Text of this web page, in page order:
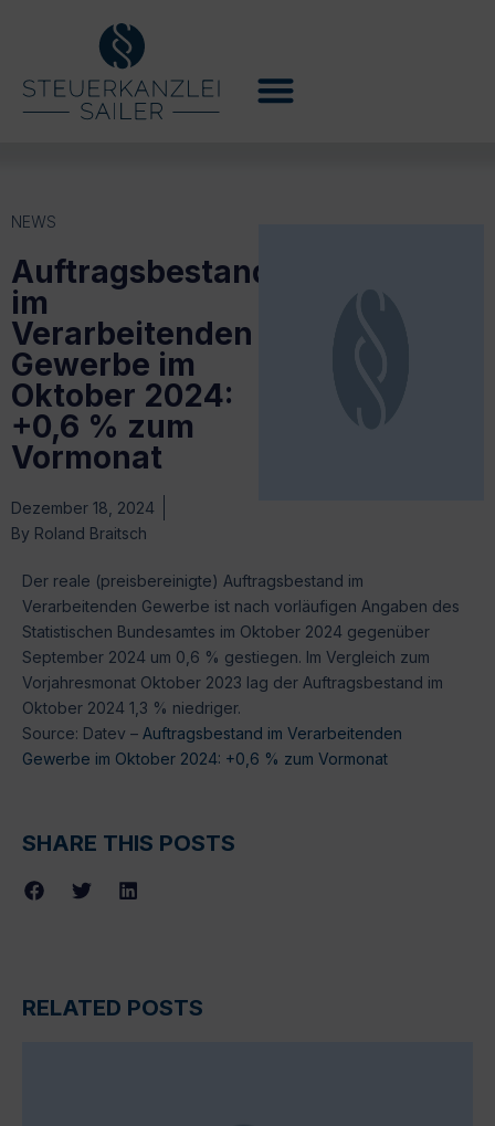
NEWS
Auftragsbestand
im
Verarbeitenden
Gewerbe im
Oktober 2024:
+0,6 % zum
Vormonat
Dezember 18, 2024
By Roland Braitsch
Der reale (preisbereinigte) Auftragsbestand im
Verarbeitenden Gewerbe ist nach vorläufigen Angaben des
Statistischen Bundesamtes im Oktober 2024 gegenüber
September 2024 um 0,6 % gestiegen. Im Vergleich zum
Vorjahresmonat Oktober 2023 lag der Auftragsbestand im
Oktober 2024 1,3 % niedriger.
Source: Datev – Auftragsbestand im Verarbeitenden
Gewerbe im Oktober 2024: +0,6 % zum Vormonat
SHARE THIS POSTS
RELATED POSTS